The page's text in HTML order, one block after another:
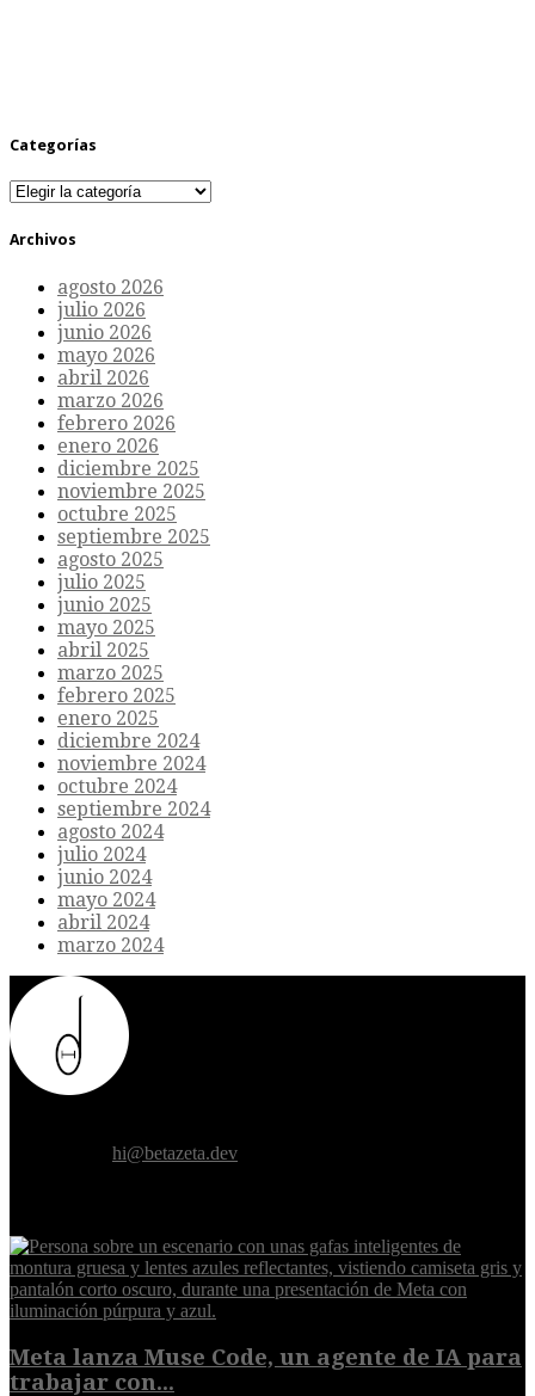
Categorías
Categorías
Archivos
agosto 2026
julio 2026
junio 2026
mayo 2026
abril 2026
marzo 2026
febrero 2026
enero 2026
diciembre 2025
noviembre 2025
octubre 2025
septiembre 2025
agosto 2025
julio 2025
junio 2025
mayo 2025
abril 2025
marzo 2025
febrero 2025
enero 2025
diciembre 2024
noviembre 2024
octubre 2024
septiembre 2024
agosto 2024
julio 2024
junio 2024
mayo 2024
abril 2024
marzo 2024
hi@betazeta.dev
Meta lanza Muse Code, un agente de IA para
trabajar con...